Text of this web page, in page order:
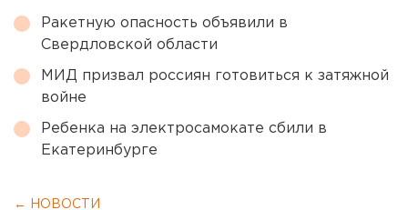
Ракетную опасность объявили в
Свердловской области
МИД призвал россиян готовиться к затяжной
войне
Ребенка на электросамокате сбили в
Екатеринбурге
← НОВОСТИ